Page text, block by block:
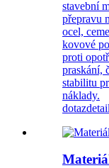
stavební
přepravu
ocel,
kovové
proti
praskání,
stabilitu
náklady.
dotazdetail